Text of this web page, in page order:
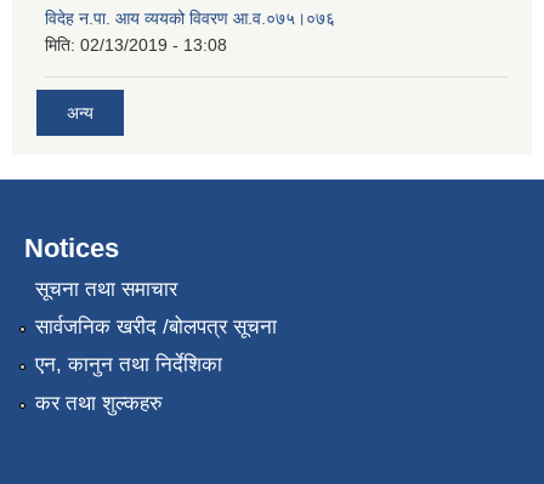
विदेह न.पा. आय व्ययको विवरण आ.व.०७५।०७६
मिति: 02/13/2019 - 13:08
अन्य
Notices
सूचना तथा समाचार
सार्वजनिक खरीद /बोलपत्र सूचना
एन, कानुन तथा निर्देशिका
कर तथा शुल्कहरु